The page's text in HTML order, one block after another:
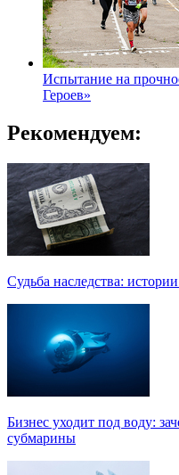
Испытание на
Героев»
Рекомендуем:
Судьба наследства:
Бизнес уходит под воду:
субмарины